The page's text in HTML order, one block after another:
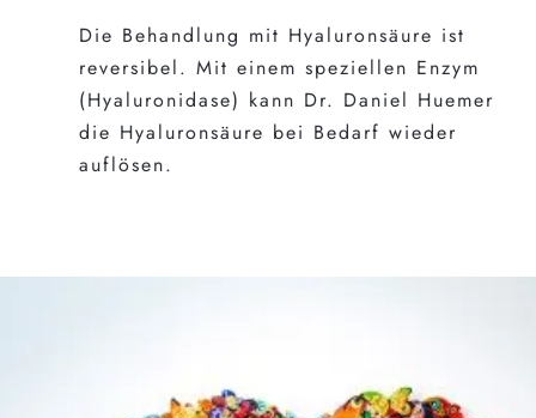
Die Behandlung mit Hyaluronsäure ist
reversibel. Mit einem speziellen Enzym
(Hyaluronidase) kann Dr. Daniel Huemer
die Hyaluronsäure bei Bedarf wieder
auflösen.